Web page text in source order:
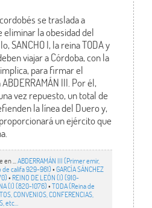
se traslada a
eliminar la obesidad del
SANCHO I, la reina TODA y
viajar a Córdoba, con la
para firmar el
III. Por él,
vez repuesto, un total de
la línea del Duero y,
un ejército que
... ABDERRAMÁN III (Primer emir,
califa 929-961)•GARCÍA SÁNCHEZ
• REINO DE LEÓN (I) (910-
(I) (820-1076)•TODA (Reina de
CONVENIOS, CONFERENCIAS,
etc…